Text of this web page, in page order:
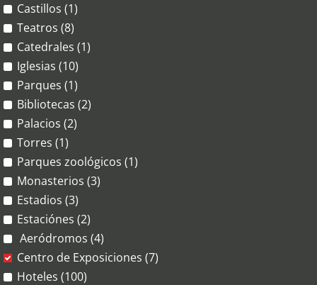
Castillos (1)
Teatros (8)
Catedrales (1)
Iglesias (10)
Parques (1)
Bibliotecas (2)
Palacios (2)
Torres (1)
Parques zoológicos (1)
Monasterios (3)
Estadios (3)
Estaciónes (2)
Aeródromos (4)
Centro de Exposiciones (7)
Hoteles (100)